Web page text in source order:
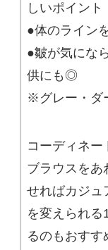
しいポイント
●体のライン
●皺が気にな
供にも◎
※グレー・ダ
コーディネー
ブラウスをあ
せればカジュ
を変えられる
るのもおすす